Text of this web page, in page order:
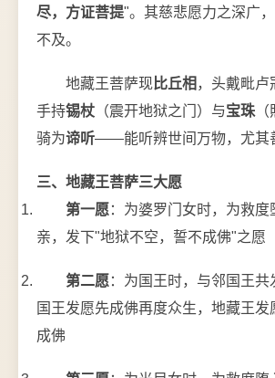
尽，方证菩提"。其慈悲愿力之深广
不及。
地藏王菩萨现 比丘相 ，头戴毗卢
手持锡杖 （震开地狱之门）与宝珠
骑为谛听——能听辨世间万物，尤其
三、地藏王菩萨三大愿
第一愿 ：为婆罗门女时，为救度
亲，发下"地狱不空，誓不成佛"之愿
第二愿 ：为国王时，与邻国王共
国王发愿先成佛再度众生，地藏王
成佛